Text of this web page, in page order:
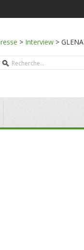
> Interview >